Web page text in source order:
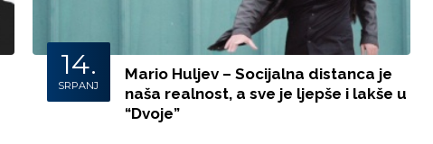
14.
SRPANJ
Mario Huljev – Socijalna distanca je
naša realnost, a sve je ljepše i lakše u
“Dvoje”